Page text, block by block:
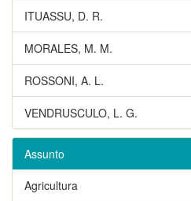
ITUASSU, D. R.
MORALES, M. M.
ROSSONI, A. L.
VENDRUSCULO, L. G.
Assunto
Agricultura